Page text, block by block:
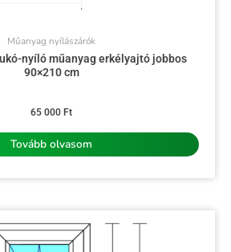
Műanyag nyílászárók
nyíló műanyag erkélyajtó jobbos
90×210 cm
65 000 Ft
Tovább olvasom